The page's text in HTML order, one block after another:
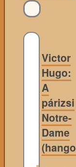
Victor
Hugo:
A
párizsi
Notre-
Dame